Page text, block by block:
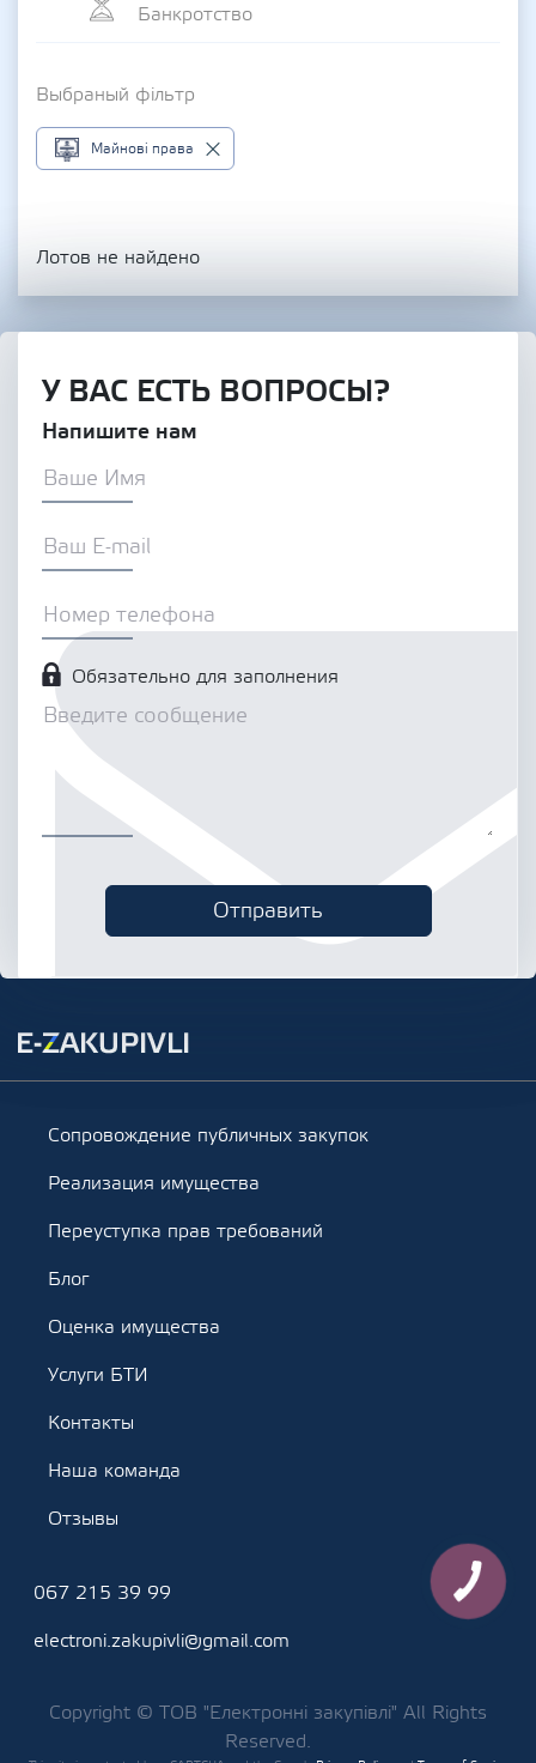
Банкротство
Выбраный фільтр
Майнові права
Лотов не найдено
У ВАС ЕСТЬ ВОПРОСЫ?
Напишите нам
Обязательно для заполнения
Сопровождение публичных закупок
Реализация имущества
Переуступка прав требований
Блог
Оценка имущества
Услуги БТИ
Контакты
Наша команда
Отзывы
067 215 39 99
electroni.zakupivli@gmail.com
Copyright © ТОВ "Електронні закупівлі" All Rights
Reserved.
КНОПКА
ЗВ'ЯЗКУ